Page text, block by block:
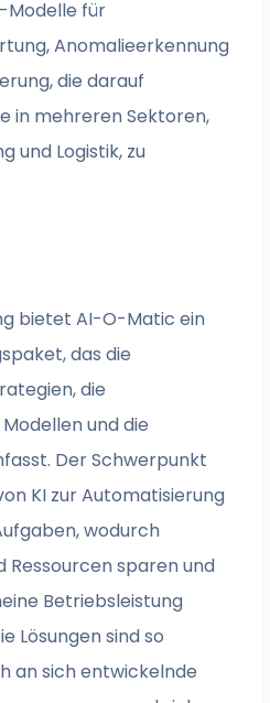
Modelle für
Anomalieerkennung
die darauf
in mehreren Sektoren,
und Logistik, zu
bietet AI-O-Matic ein
das die
die
und die
Der Schwerpunkt
KI zur Automatisierung
wodurch
Ressourcen sparen und
Betriebsleistung
Lösungen sind so
an sich entwickelnde